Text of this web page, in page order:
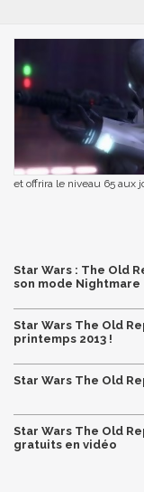
et offrira le niveau 65 aux
Star Wars : The Old
son mode Nightmare
Star Wars The Old
printemps 2013 !
Star Wars The Old
Star Wars The Old
gratuits en vidéo